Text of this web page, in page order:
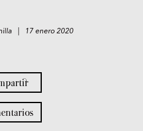
| 17 enero 2020